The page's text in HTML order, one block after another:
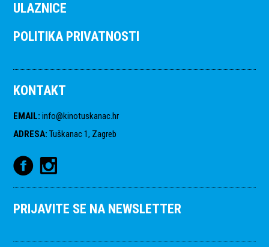
ULAZNICE
POLITIKA PRIVATNOSTI
KONTAKT
EMAIL: info@kinotuskanac.hr
ADRESA: Tuškanac 1, Zagreb
PRIJAVITE SE NA NEWSLETTER